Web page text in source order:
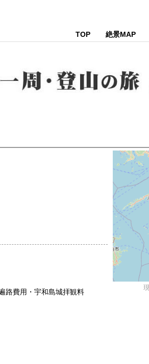
TOP 絶景MAP
路費用・宇和島城拝観料